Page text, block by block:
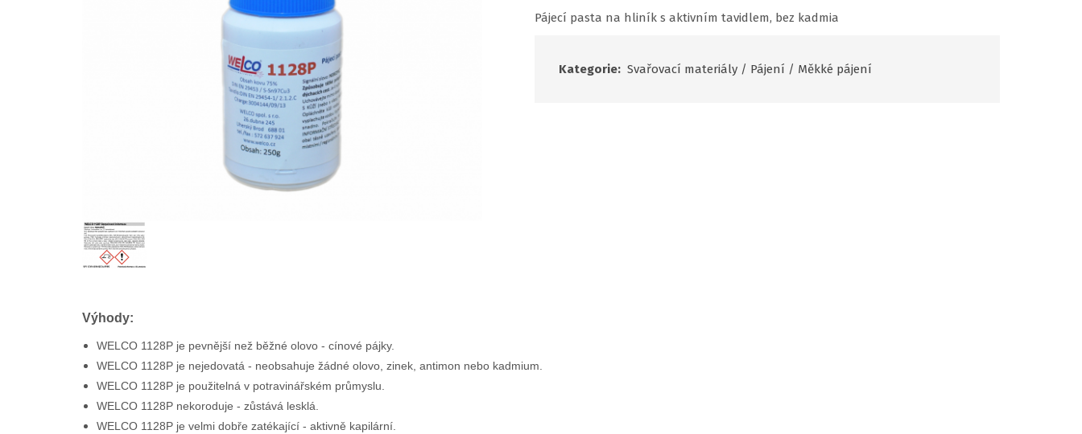
Pájecí pasta na hliník s aktivním tavidlem, bez kadmia
Kategorie: Svařovací materiály/ Pájení / Měkké pájení
Výhody:
WELCO 1128P je pevnější než běžné olovo - cínové pájky.
WELCO 1128P je nejedovatá - neobsahuje žádné olovo, zinek, antimon nebo kadmium.
WELCO 1128P je použitelná v potravinářském průmyslu.
WELCO 1128P nekoroduje - zůstává lesklá.
WELCO 1128P je velmi dobře zatékající - aktivně kapilární.